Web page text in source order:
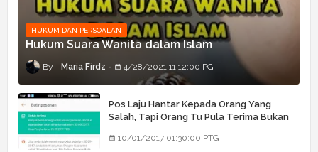
HUKUM DAN PERSOALAN
Hukum Suara Wanita dalam Islam
Maria Firdz 4/28/2021 11:12:00 PG
Pos Laju Hantar Kepada Orang Yang
Salah, Tapi Orang Tu Pula Terima Bukan
10/01/2017 01:30:00 PTG